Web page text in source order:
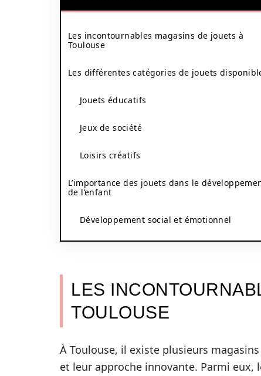
Les incontournables magasins de jouets à
Toulouse
Les différentes catégories de jouets
Jouets éducatifs
Jeux de société
Loisirs créatifs
L’importance des jouets dans le
de l’enfant
Développement social et émotionnel
LES
TOULOUSE
À Toulouse, il existe plusieurs
et leur approche innovante. Parmi eux,